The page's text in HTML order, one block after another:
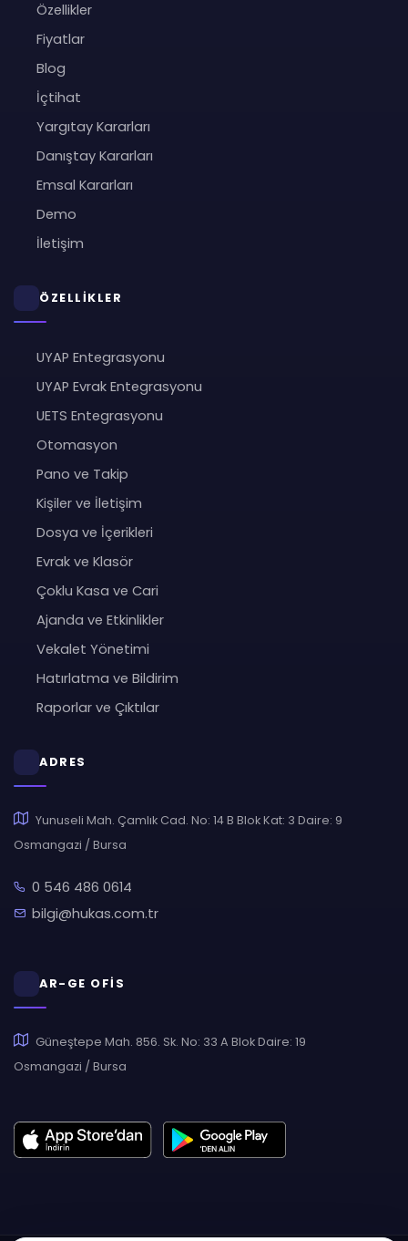
Özellikler
Fiyatlar
Blog
İçtihat
Yargıtay Kararları
Danıştay Kararları
Emsal Kararları
Demo
İletişim
ÖZELLİKLER
UYAP Entegrasyonu
UYAP Evrak Entegrasyonu
UETS Entegrasyonu
Otomasyon
Pano ve Takip
Kişiler ve İletişim
Dosya ve İçerikleri
Evrak ve Klasör
Çoklu Kasa ve Cari
Ajanda ve Etkinlikler
Vekalet Yönetimi
Hatırlatma ve Bildirim
Raporlar ve Çıktılar
ADRES
Yunuseli Mah. Çamlık Cad. No: 14 B Blok Kat: 3 Daire: 9
Osmangazi / Bursa
0 546 486 0614
bilgi@hukas.com.tr
AR-GE OFİS
Güneştepe Mah. 856. Sk. No: 33 A Blok Daire: 19
Osmangazi / Bursa